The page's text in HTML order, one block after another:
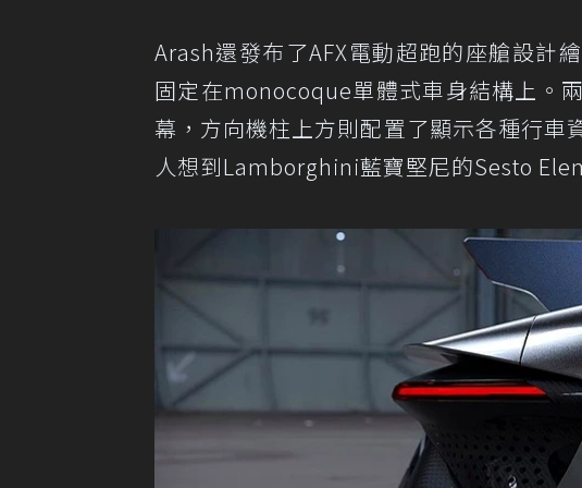
Arash還發布了AFX電動超跑的座艙設計
固定在monocoque單體式車身結構上。
幕，方向機柱上方則配置了顯示各種行車
人想到Lamborghini藍寶堅尼的Sesto